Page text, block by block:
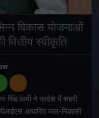
विकास योजनाओं
स्वीकृति
सिंह धामी ने प्रदेश में शहरी
आधारित जल-निकासी